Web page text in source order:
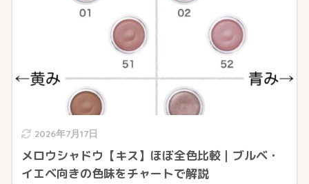
2026年7月17日
メロウシャドウ【キス】ほぼ全色比較｜ブルベ・
イエベ向きの色味をチャートで解説